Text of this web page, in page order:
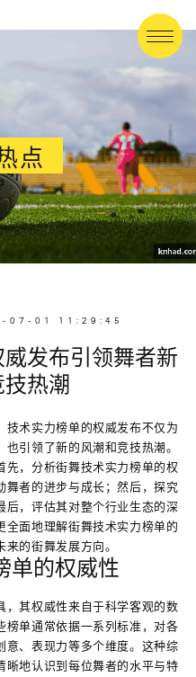
点
07-01 11:29:45
发布引领舞者新
热潮
术实力榜单的权威发布不仅为
引领了新的风潮和竞技热潮。
，分析街舞技术实力榜单的权
舞者的进步与成长；然后，探究
，评估其对整个行业生态的深
面地理解街舞技术实力榜单的
的街舞发展方向。
单的权威性
，其权威性来自于科学客观的数
榜单通常依据一系列标准，对各
意、表现力等多个维度。这种综
晰地认识到每位舞者的水平与特